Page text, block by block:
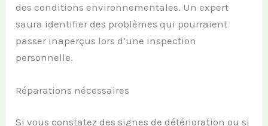
des conditions environnementales. Un expert
saura identifier des problèmes qui pourraient
passer inaperçus lors d’une inspection
personnelle.
Réparations nécessaires
Si vous constatez des signes de détérioration ou si